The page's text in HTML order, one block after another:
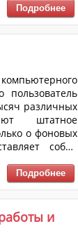
ошибку
осложняет
пользователь
различных
штатное
о фоновых
собой
временной
В рамках
и